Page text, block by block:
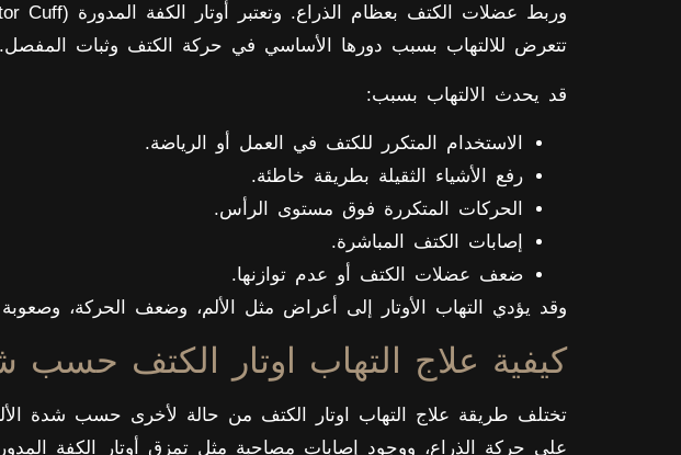
تتعرض للالتهاب بسبب دورها الأساسي في حركة الكتف وثبات المفصل.
قد يحدث الالتهاب بسبب:
الاستخدام المتكرر للكتف في العمل أو الرياضة.
رفع الأشياء الثقيلة بطريقة خاطئة.
الحركات المتكررة فوق مستوى الرأس.
إصابات الكتف المباشرة.
ضعف عضلات الكتف أو عدم توازنها.
وقد يؤدي التهاب الأوتار إلى أعراض مثل الألم، وضعف الحركة، وصعوبة
كيفية علاج التهاب اوتار الكتف حسب
تختلف طريقة علاج التهاب اوتار الكتف من حالة لأخرى حسب شدة
على حركة الذراع، ووجود إصابات مصاحبة مثل تمزق أوتار الكفة